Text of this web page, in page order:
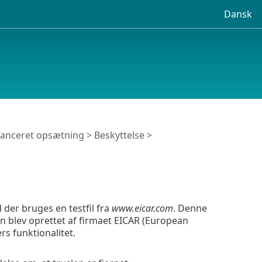
Dansk
opsætning > Beskyttelse>
bruges en testfil fra www.eicar.com. Denne
oprettet af firmaet EICAR (European
funktionalitet.